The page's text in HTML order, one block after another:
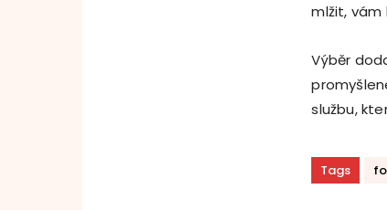
mlžit,
Výběr
službu,
Tags